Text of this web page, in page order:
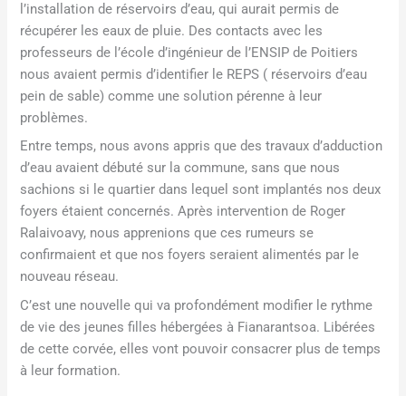
l’installation de réservoirs d’eau, qui aurait permis de
récupérer les eaux de pluie. Des contacts avec les
professeurs de l’école d’ingénieur de l’ENSIP de Poitiers
nous avaient permis d’identifier le REPS ( réservoirs d’eau
pein de sable) comme une solution pérenne à leur
problèmes.
Entre temps, nous avons appris que des travaux d’adduction
d’eau avaient débuté sur la commune, sans que nous
sachions si le quartier dans lequel sont implantés nos deux
foyers étaient concernés. Après intervention de Roger
Ralaivoavy, nous apprenions que ces rumeurs se
confirmaient et que nos foyers seraient alimentés par le
nouveau réseau.
C’est une nouvelle qui va profondément modifier le rythme
de vie des jeunes filles hébergées à Fianarantsoa. Libérées
de cette corvée, elles vont pouvoir consacrer plus de temps
à leur formation.